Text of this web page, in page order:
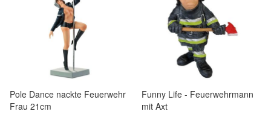
Pole Dance nackte Feuerwehr
Frau 21cm
Funny Life - Feuerwehrmann
mit Axt